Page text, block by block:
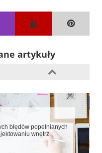
artykuły
błędów popełnianych
wnętrz.